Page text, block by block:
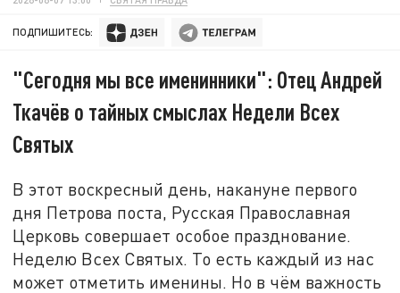
ПОДПИШИТЕСЬ:
"Сегодня мы все именинники": Отец Андрей
Ткачёв о тайных смыслах Недели Всех
Святых
В этот воскресный день, накануне первого
дня Петрова поста, Русская Православная
Церковь совершает особое празднование.
Неделю Всех Святых. То есть каждый из нас
может отметить именины. Но в чём важность